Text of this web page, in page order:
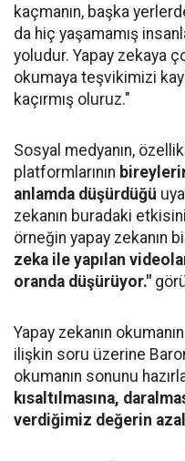
kaçmanın, başka
da hiç yaşamamış
yoludur. Yapay zekaya
okumaya teşvikimizi
kaçırmış oluruz."
Sosyal medyanın,
platformlarının
anlamda düşürdüğü
zekanın buradaki
örneğin yapay zekanın
zeka ile yapılan
oranda düşürüyor."
Yapay zekanın
ilişkin soru üzerine
okumanın sonunu
kısaltılmasına,
verdiğimiz değerin